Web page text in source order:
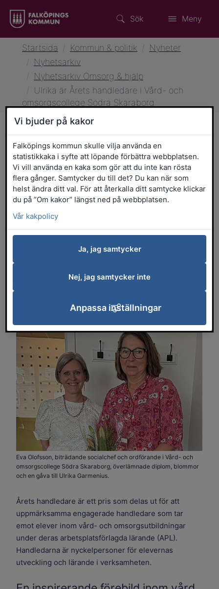
Sök Meny
Startsida Kommun & politik
Nyheter
Nyhetsarkiv
Nyhetsarkiv Omsorg & hjälp
Ulrika är Årets handledare i Vård- och
omsorgscollege Södra Skaraborg
21 april 2026 klockan 15:33 Omsorg & hjälp
Ulrika ärÅrets handledarei
Vård- och omsorgscollege
Södra Skaraborg
Ulrika Garmenius, som arbetar på LSS-
boendet Rangatan, har utsetts till Årets
handledare i Vård- och omsorgscollege
nominerad som kandidat till Årets
Eva Olofsson, biträdande socialchef och ordförande i Vård- och
omsorgscollege Södra Skaraborg, överlämnade diplom, blommor
och en gåva till Ulrika Garmenius.
Årets handledare är ett pris som delas ut för att
uppmärksamma engagerade handledare som tar
emot elever inom vård- och omsorgsutbildningar
under deras arbetsplatsförlagda lärande (APL).
Handledarna är nyckelpersoner för elevernas
utveckling och lärande i verksamheten.
Vi bjuder på kakor
Falköpings kommun skulle vilja använda en
statistikkaka i syfte att löpande förbättra webbplatsen.
Vi vill använda en kaka som gör att du inte kan rösta
flera gånger. Samtycker du till det? Du kan när som
helst ändra ditt val. För att återkalla ditt samtycke klickar
du på ”Om kakor” längst ned på webbplatsen.
Vår kakpolicy
Ja, jag samtycker
Nej, jag samtycker inte
Anpassa inställningar